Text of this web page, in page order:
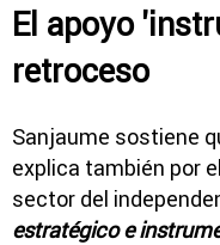
El apoyo
retroceso
Sanjaume sostiene
explica también por el
sector del
estratégico e